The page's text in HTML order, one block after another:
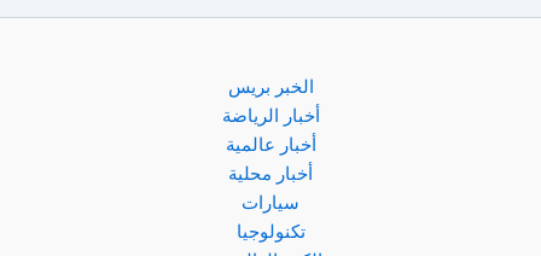
الخبر بريس
أخبار الرياضة
أخبار عالمية
أخبار محلية
سيارات
تكنولوجيا